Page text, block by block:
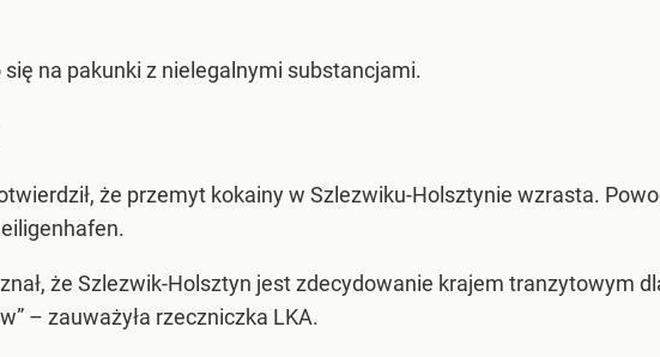
na pakunki z nielegalnymi substancjami.
że przemyt kokainy w Szlezwiku-Holsztynie wzrasta.
że Szlezwik-Holsztyn jest zdecydowanie krajem tranzytowym
– zauważyła rzeczniczka LKA.